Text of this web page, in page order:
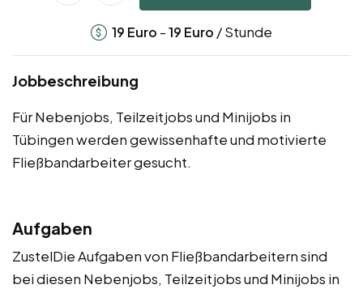
19 Euro -19 Euro / Stunde
Jobbeschreibung
Für Nebenjobs, Teilzeitjobs und Minijobs in
Tübingen werden gewissenhafte und motivierte
Fließbandarbeiter gesucht.
Aufgaben
ZustelDie Aufgaben von Fließbandarbeitern sind
bei diesen Nebenjobs, Teilzeitjobs und Minijobs in